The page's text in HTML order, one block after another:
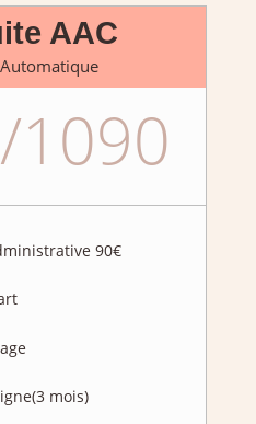
AAC
90€
mois)